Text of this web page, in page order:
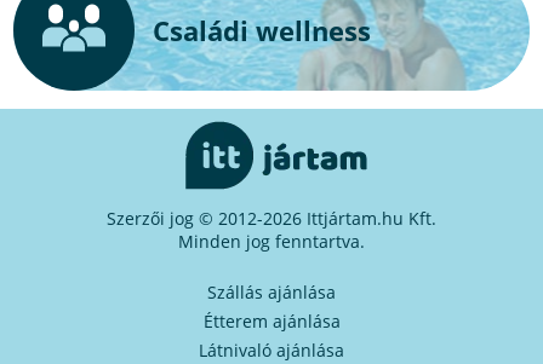
Családi wellness
Szerzői jog © 2012-2026 Ittjártam.hu Kft.
Minden jog fenntartva.
Szállás ajánlása
Étterem ajánlása
Látnivaló ajánlása